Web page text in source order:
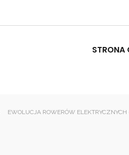
STRONA
EWOLUCJA ROWERÓW